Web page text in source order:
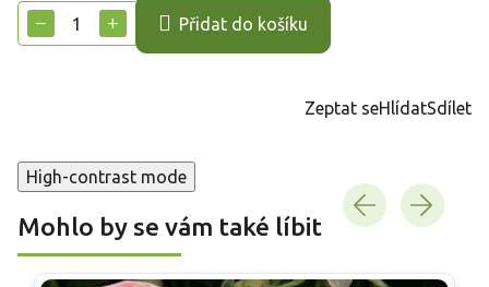
cena:
+
− Přidat do košíku
Zeptat seHlídatSdílet
High-contrast mode
Mohlo by se vám také líbit